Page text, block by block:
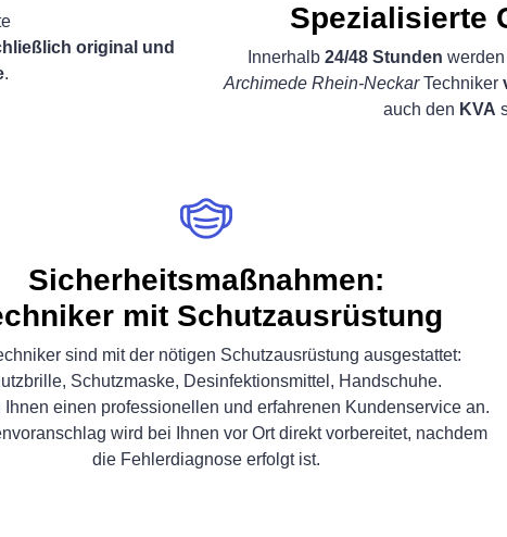
original und
.
Spezialisierte
Innerhalb 24/48 Stunden
Archimede Rhein-NeckarTechniker
auch den KVA
Sicherheitsmaßnahmen:
mit Schutzausrüstung
sind mit der nötigen Schutzausrüstung ausgestattet:
Schutzmaske, Desinfektionsmittel, Handschuhe.
Ihnen einen professionellen und erfahrenen Kundenservice an.
wird bei Ihnen vor Ort direkt vorbereitet, nachdem
die Fehlerdiagnose erfolgt ist.